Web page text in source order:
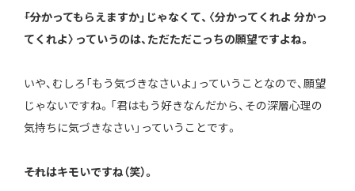
――「分かってもらえますか」じゃなくて、〈分かってくれよ 分かっ
てくれよ〉っていうのは、ただただこっちの願望ですよね。
いや、むしろ「もう気づきなさいよ」っていうことなので、願望
じゃないですね。「君はもう好きなんだから、その深層心理の
気持ちに気づきなさい」っていうことです。
――それはキモいですね（笑）。